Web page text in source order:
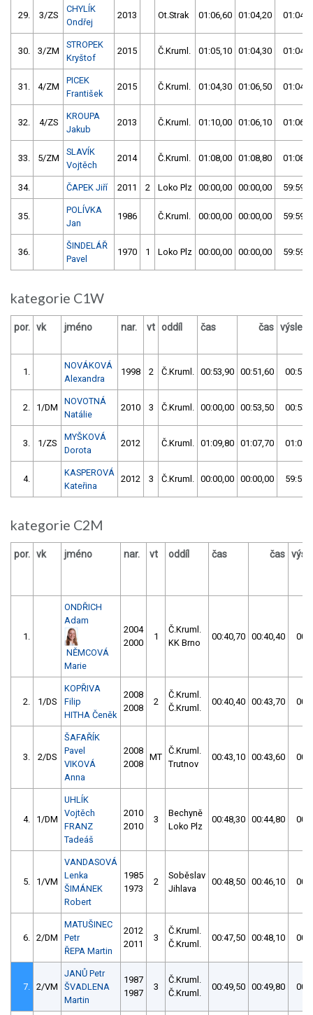
29. 3/ZS
CHYLÍK
Ondřej
2013 Ot.Strak 01:06,60 01:04,20
30. 3/ZM
STROPEK
Kryštof
2015 Č.Kruml. 01:05,10 01:04,30
31. 4/ZM
PICEK
František
2015 Č.Kruml. 01:04,30 01:06,50
32. 4/ZS
KROUPA
Jakub
2013 Č.Kruml. 01:10,00 01:06,10
33. 5/ZM
SLAVÍK
Vojtěch
2014 Č.Kruml. 01:08,00 01:08,80
34. ČAPEK Jiří 2011 2 Loko Plz 00:00,00 00:00,00
35.
POLÍVKA
Jan
1986 Č.Kruml. 00:00,00 00:00,00
36.
ŠINDELÁŘ
Pavel
1970 1 Loko Plz 00:00,00 00:00,00
kategorie C1W
por. vk jméno nar. vt oddíl čas čas
1.
NOVÁKOVÁ
Alexandra
1998 2 Č.Kruml. 00:53,90 00:51,60
2. 1/DM
NOVOTNÁ
Natálie
2010 3 Č.Kruml. 00:00,00 00:53,50
3. 1/ZS
MYŠKOVÁ
Dorota
2012 Č.Kruml. 01:09,80 01:07,70
4.
KASPEROVÁ
Kateřina
2012 3 Č.Kruml. 00:00,00 00:00,00
kategorie C2M
por. vk jméno nar. vt oddíl čas čas
1.
ONDŘICH
Adam
NĚMCOVÁ
Marie
2004
2000
1
Č.Kruml.
KK Brno
00:40,70 00:40,40
2. 1/DS
KOPŘIVA
Filip
HITHA Čeněk
2008
2008
2
Č.Kruml.
Č.Kruml.
00:40,40 00:43,70
3. 2/DS
ŠAFAŘÍK
Pavel
VIKOVÁ
Anna
2008
2008
MT
Č.Kruml.
Trutnov
00:43,10 00:43,60
4. 1/DM
UHLÍK
Vojtěch
FRANZ
Tadeáš
2010
2010
3
Bechyně
Loko Plz
00:48,30 00:44,80
5. 1/VM
VANDASOVÁ
Lenka
ŠIMÁNEK
Robert
1985
1973
2
Soběslav
Jihlava
00:48,50 00:46,10
6. 2/DM
MATUŠINEC
Petr
ŘEPA Martin
2012
2011
3
Č.Kruml.
Č.Kruml.
00:47,50 00:48,10
7. 2/VM
JANŮ Petr
ŠVADLENA
Martin
1987
1987
3
Č.Kruml.
Č.Kruml.
00:49,50 00:49,80